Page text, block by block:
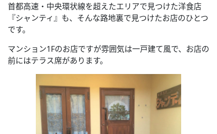
首都高速・中央環状線を超えたエリアで見つけた洋食店
『シャンティ』も、そんな路地裏で見つけたお店のひとつ
です。
マンション1Fのお店ですが雰囲気は一戸建て風で、お店の
前にはテラス席があります。